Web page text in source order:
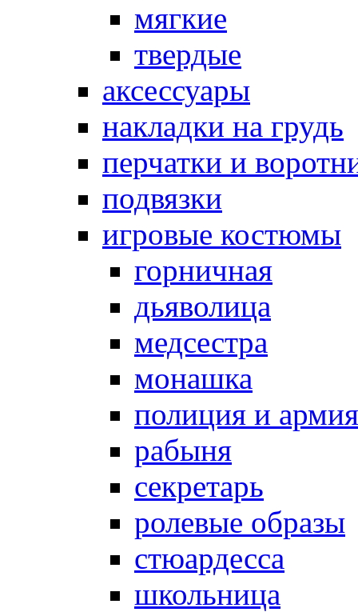
мягкие
твердые
аксессуары
накладки на грудь
перчатки и
подвязки
игровые костюмы
горничная
дьяволица
медсестра
монашка
полиция и армия
рабыня
секретарь
ролевые образы
стюардесса
школьница